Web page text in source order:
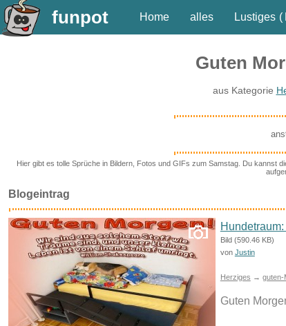
funpot Home alles Lustiges (
Guten
aus Kategorie
Hier gibt es tolle Sprüche in Bildern, Fotos und GIFs zum Samstag. Du kannst
Blogeintrag
Bild (590.46 KB)
von Justin
Herziges → guten-
Guten